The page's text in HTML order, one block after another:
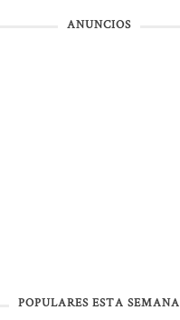
ANUNCIOS
POPULARES ESTA SEMANA